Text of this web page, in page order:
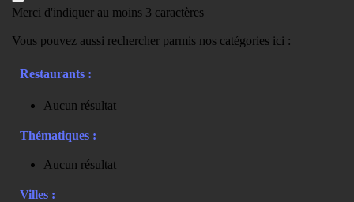
Merci d'indiquer au moins 3 caractères
Vous pouvez aussi rechercher parmis nos catégories ici :
Restaurants :
Aucun résultat
Thématiques :
Aucun résultat
Villes :